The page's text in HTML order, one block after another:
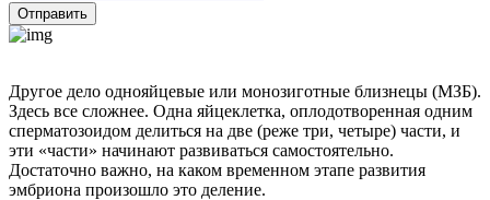
Отправить
Другое дело однояйцевые или монозиготные близнецы (МЗБ).
Здесь все сложнее. Одна яйцеклетка, оплодотворенная одним
сперматозоидом делиться на две (реже три, четыре) части, и
эти «части» начинают развиваться самостоятельно.
Достаточно важно, на каком временном этапе развития
эмбриона произошло это деление.